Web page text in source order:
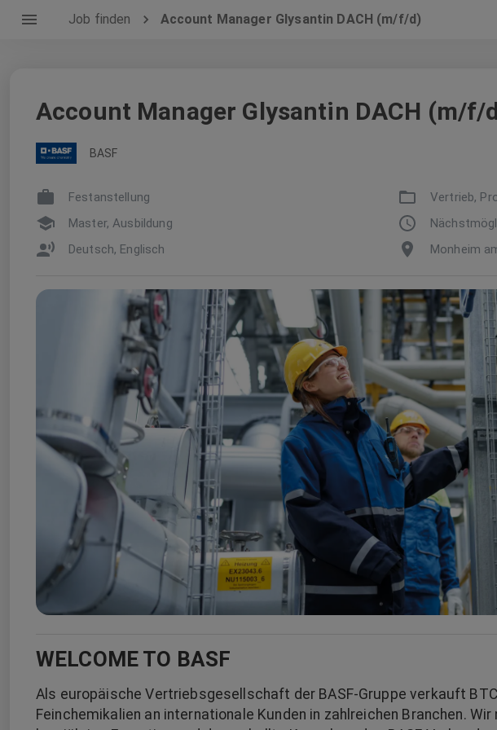
Job finden Account Manager Glysantin DACH (m/f/d)
Account Manager Glysantin DACH (m/f/
BASF
Festanstellung
Vertrieb,
Master, Ausbildung
Deutsch, Englisch
Monheim
WELCOME TO BASF
Als europäische Vertriebsgesellschaft der BASF-Gruppe verkauft
Feinchemikalien an internationale Kunden in zahlreichen Branchen.